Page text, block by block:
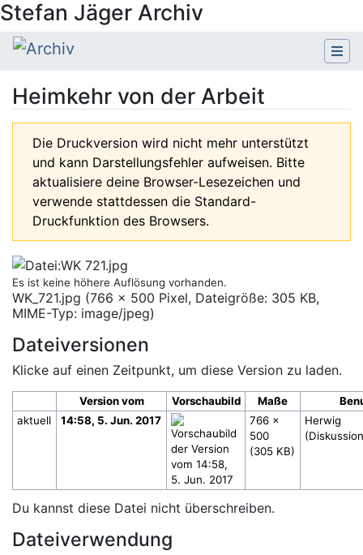
Stefan Jäger Archiv
Heimkehr von der Arbeit
Die Druckversion wird nicht mehr unterstützt
und kann Darstellungsfehler aufweisen. Bitte
aktualisiere deine Browser-Lesezeichen und
verwende stattdessen die Standard-
Druckfunktion des Browsers.
Es ist keine höhere Auflösung vorhanden.
WK_721.jpg (766 × 500 Pixel, Dateigröße: 305 KB,
MIME-Typ: image/jpeg)
Dateiversionen
Klicke auf einen Zeitpunkt, um diese Version zu laden.
Version vom Vorschaubild Maße
aktuell
14:58, 5. Jun. 2017
766 ×
500
(305 KB)
Herwig
(
Du kannst diese Datei nicht überschreiben.
Dateiverwendung